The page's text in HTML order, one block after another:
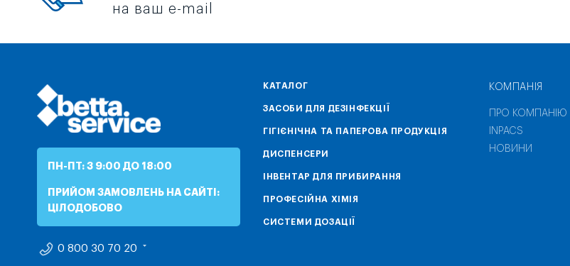
на ваш e-mail
ПН-ПТ: З 9:00 ДО 18:00
ПРИЙОМ ЗАМОВЛЕНЬ НА САЙТІ:
ЦІЛОДОБОВО
0 800 30 70 20
КАТАЛОГ
ЗАСОБИ ДЛЯ ДЕЗІНФЕКЦІЇ
ГІГІЄНІЧНА ТА ПАПЕРОВА ПРОДУКЦІЯ
ДИСПЕНСЕРИ
ІНВЕНТАР ДЛЯ ПРИБИРАННЯ
ПРОФЕСІЙНА ХІМІЯ
СИСТЕМИ ДОЗАЦІЇ
КОМПАНІЯ
ПРО КОМПАНІЮ
INPACS
НОВИНИ